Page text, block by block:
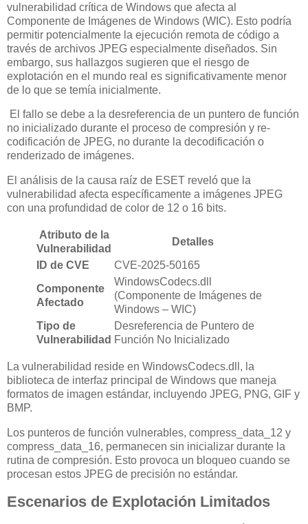
vulnerabilidad crítica de Windows que afecta al
Componente de Imágenes de Windows (WIC). Esto podría
permitir potencialmente la ejecución remota de código a
través de archivos JPEG especialmente diseñados. Sin
embargo, sus hallazgos sugieren que el riesgo de
explotación en el mundo real es significativamente menor
de lo que se temía inicialmente.
El fallo se debe a la desreferencia de un puntero de función
no inicializado durante el proceso de compresión y re-
codificación de JPEG, no durante la decodificación o
renderizado de imágenes.
El análisis de la causa raíz de ESET reveló que la
vulnerabilidad afecta específicamente a imágenes JPEG
con una profundidad de color de 12 o 16 bits.
Atributo de la
Vulnerabilidad
Detalles
ID de CVE
CVE-2025-50165
Componente
Afectado
WindowsCodecs.dll
(Componente de Imágenes de
Windows – WIC)
Tipo de
Vulnerabilidad
Desreferencia de Puntero de
Función No Inicializado
La vulnerabilidad reside en WindowsCodecs.dll, la
biblioteca de interfaz principal de Windows que maneja
formatos de imagen estándar, incluyendo JPEG, PNG, GIF y
BMP.
Los punteros de función vulnerables, compress_data_12 y
compress_data_16, permanecen sin inicializar durante la
rutina de compresión. Esto provoca un bloqueo cuando se
procesan estos JPEG de precisión no estándar.
Escenarios de Explotación Limitados